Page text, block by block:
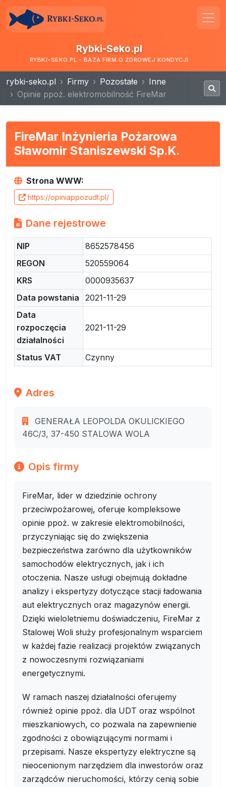
Rybki-Seko.pl
RYBKI-SEKO.PL - BAZA FIRM O ZDROWEJ KONDYCJI
rybki-seko.pl Firmy Pozostałe
Inne
Opinie ppoż. elektromobilność FireMar
FireMar Inżynieria Pożarowa
Sławomir Staniszewski Sp.K.
Strona WWW:
https://opiniappozudt.pl/
Dane rejestrowe
NIP
8652578456
REGON
520559064
KRS
0000935637
Data powstania
2021-11-29
Data
rozpoczęcia
działalności
2021-11-29
Status VAT Czynny
Adres
GENERAŁA LEOPOLDA OKULICKIEGO
46C/3, 37-450 STALOWA WOLA
Opis firmy
FireMar, lider w dziedzinie ochrony
przeciwpożarowej, oferuje kompleksowe
opinie ppoż. w zakresie elektromobilności,
przyczyniając się do zwiększenia
bezpieczeństwa zarówno dla użytkowników
samochodów elektrycznych, jak i ich
otoczenia. Nasze usługi obejmują dokładne
analizy i ekspertyzy dotyczące stacji ładowania
aut elektrycznych oraz magazynów energii.
Dzięki wieloletniemu doświadczeniu, FireMar z
Stalowej Woli służy profesjonalnym wsparciem
w każdej fazie realizacji projektów związanych
z nowoczesnymi rozwiązaniami
energetycznymi.
W ramach naszej działalności oferujemy
również opinie ppoż. dla UDT oraz wspólnot
mieszkaniowych, co pozwala na zapewnienie
zgodności z obowiązującymi normami i
przepisami. Nasze ekspertyzy elektryczne są
nieocenionym narzędziem dla inwestorów oraz
zarządców nieruchomości, którzy cenią sobie